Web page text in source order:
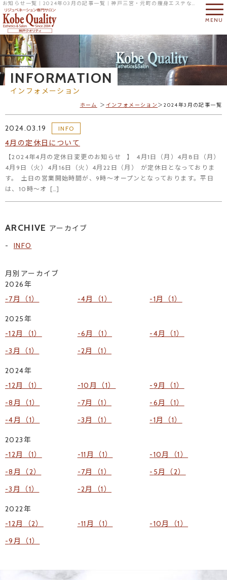
お知らせ一覧｜2024年03月の記事一覧｜神戸三宮・元町の痩身エステならリジュベネーション専門サロンの神戸クオリティへ
MENU
INFORMATION
インフォメーション
ホーム インフォメーション 2024年3月の記事一覧
2024.03.19 INFO
4月の定休日について
【2024年4月の定休日変更のお知らせ⠀】 4月1日（月）4月8日（月）
4月9日（火）4月16日（火）4月22日（月） が定休日となっておりま
す。 土日の営業開始時間が、9時～オープンとなっております。平日
は、10時～オ […]
ARCHIVE アーカイブ
INFO
月別アーカイブ
2026年
7月（1）
4月（1） 1月（1）
2025年
12月（1）
6月（1）
4月（1）
3月（1）
2月（1）
2024年
12月（1）
10月（1）
9月（1）
8月（1）
7月（1）
6月（1）
4月（1）
3月（1） 1月（1）
2023年
12月（1）
11月（1）
10月（1）
8月（2）
7月（1）
5月（2）
3月（1）
2月（1）
2022年
12月（2）
11月（1）
10月（1）
9月（1）